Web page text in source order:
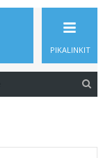
PIKALINKIT